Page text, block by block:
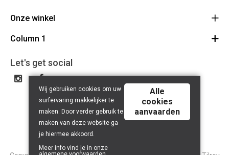
Onze winkel
Mallebergplaats 13 - 8000 Brugge
050/33 25 75
BE 0648.822.409
Column 1
Cadeaubon
Let's get social
Wij gebruiken cookies om uw
surfervaring makkelijker te
maken. Door verder gebruik te
maken van deze website ga
je hiermee akkoord.
Meer info vind je in onze
Alle
cookies
aanvaarden